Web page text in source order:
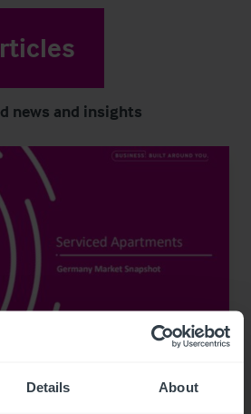
Details About
news and insights